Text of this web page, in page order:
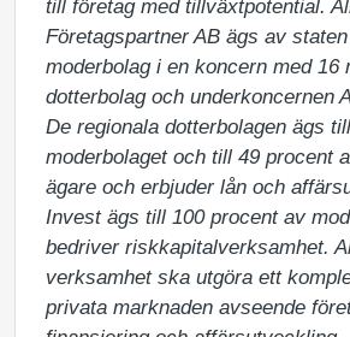
till företag med tillväxtpotential.
Företagspartner AB ägs av
moderbolag i en koncern med 16
dotterbolag och underkoncernen
De regionala dotterbolagen ägs
moderbolaget och till 49 procent
ägare och erbjuder lån och
Invest ägs till 100 procent av
bedriver riskkapitalverksamhet.
verksamhet ska utgöra ett
privata marknaden avseende